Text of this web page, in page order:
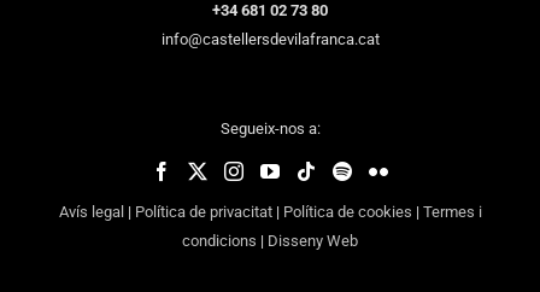
+34 681 02 73 80
info@castellersdevilafranca.cat
Segueix-nos a:
Avís legal | Política de privacitat| Política de cookies | Termes i
condicions | Disseny Web